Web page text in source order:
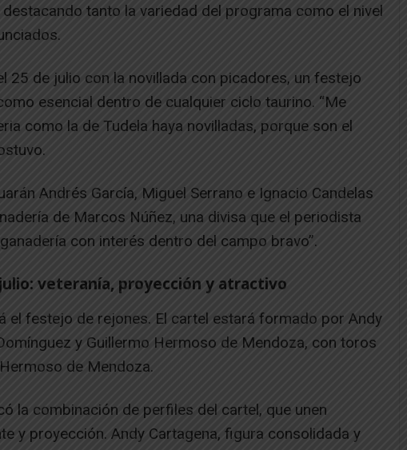
tanto la variedad del programa como el nivel
25 de julio con la novillada con picadores, un festejo
esencial dentro de cualquier ciclo taurino. “Me
como la de Tudela haya novilladas, porque son el
Andrés García, Miguel Serrano e Ignacio Candelas
de Marcos Núñez, una divisa que el periodista
con interés dentro del campo bravo”.
veteranía, proyección y atractivo
el festejo de rejones. El cartel estará formado por Andy
y Guillermo Hermoso de Mendoza, con toros
de Mendoza.
la combinación de perfiles del cartel, que unen
y proyección. Andy Cartagena, figura consolidada y